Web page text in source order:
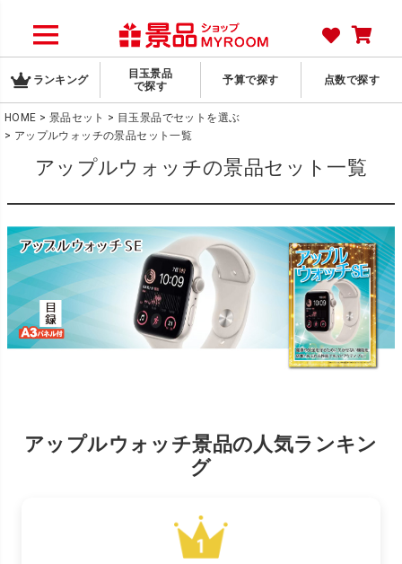
ランキング
目玉景品
で探す
予算で探す 点数で探す
HOME 景品セット
目玉景品でセットを選ぶ
アップルウォッチの景品セット一覧
アップルウォッチの景品セット一覧
アップルウォッチ景品の人気ランキン
グ